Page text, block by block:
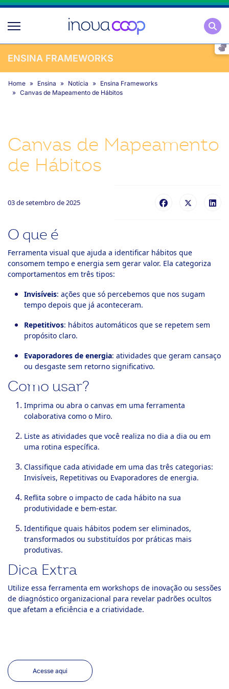
ENSINA FRAMEWORKS
Home Ensina Notícia
Ensina Frameworks
Canvas de Mapeamento de Hábitos
Canvas de Mapeamento
de Hábitos
03 de setembro de 2025
O que é
Ferramenta visual que ajuda a identificar hábitos que
consomem tempo e energia sem gerar valor. Ela categoriza
comportamentos em três tipos:
Invisíveis: ações que só percebemos que nos sugam
tempo depois que já aconteceram.
Repetitivos: hábitos automáticos que se repetem sem
propósito claro.
Evaporadores de energia: atividades que geram cansaço
ou desgaste sem retorno significativo.
Como usar?
Imprima ou abra o canvas em uma ferramenta
colaborativa como o Miro.
Liste as atividades que você realiza no dia a dia ou em
uma rotina específica.
Classifique cada atividade em uma das três categorias:
Invisíveis, Repetitivas ou Evaporadores de energia.
Reflita sobre o impacto de cada hábito na sua
produtividade e bem-estar.
Identifique quais hábitos podem ser eliminados,
transformados ou substituídos por práticas mais
produtivas.
Dica Extra
Utilize essa ferramenta em workshops de inovação ou sessões
de diagnóstico organizacional para revelar padrões ocultos
que afetam a eficiência e a criatividade.
Acesse aqui